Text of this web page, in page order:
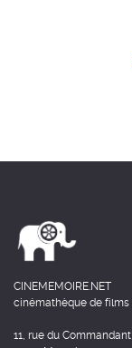
CINEMEMOIRE.NET
cinémathèque de
11, rue du